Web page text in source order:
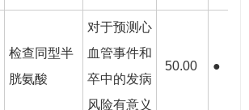
检查同型半
胱氨酸
对于预测心
血管事件和
卒中的发病
风险有意义
50.00 ●